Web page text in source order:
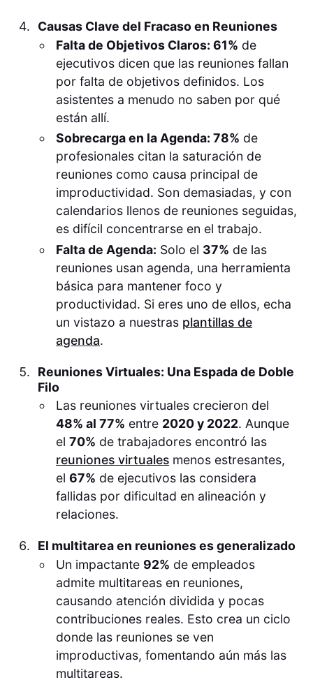
Causas Clave del Fracaso en Reuniones
Falta de Objetivos Claros: 61% de
ejecutivos dicen que las reuniones fallan
por falta de objetivos definidos. Los
asistentes a menudo no saben por qué
están allí.
Sobrecarga en la Agenda: 78% de
profesionales citan la saturación de
reuniones como causa principal de
improductividad. Son demasiadas, y con
calendarios llenos de reuniones seguidas,
es difícil concentrarse en el trabajo.
Falta de Agenda: Solo el 37% de las
reuniones usan agenda, una herramienta
básica para mantener foco y
productividad. Si eres uno de ellos, echa
un vistazo a nuestras plantillas de
agenda.
Reuniones Virtuales: Una Espada de Doble
Filo
Las reuniones virtuales crecieron del
48% al 77% entre 2020 y 2022. Aunque
el70% de trabajadores encontró las
reuniones virtuales menos estresantes,
el67% de ejecutivos las considera
fallidas por dificultad en alineación y
relaciones.
El multitarea en reuniones es generalizado
Un impactante 92% de empleados
admite multitareas en reuniones,
causando atención dividida y pocas
contribuciones reales. Esto crea un ciclo
donde las reuniones se ven
improductivas, fomentando aún más las
multitareas.